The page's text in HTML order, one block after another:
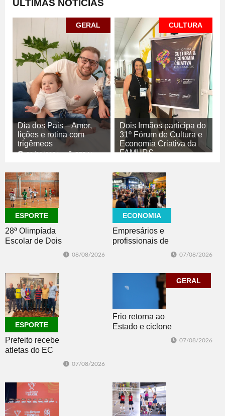
ÚLTIMAS NOTÍCIAS
GERAL
Dia dos Pais – Amor,
lições e rotina com
trigêmeos
08/08/2026 GERAL
CULTURA
Dois Irmãos participa do
31º Fórum de Cultura e
Economia Criativa da
FAMURS
CULTURA
ESPORTE
28ª Olimpíada
Escolar de Dois
08/08/2026
ECONOMIA
Empresários e
profissionais de
07/08/2026
ESPORTE
Prefeito recebe
atletas do EC
Master 65+
07/08/2026
GERAL
Frio retorna ao
Estado e ciclone
07/08/2026